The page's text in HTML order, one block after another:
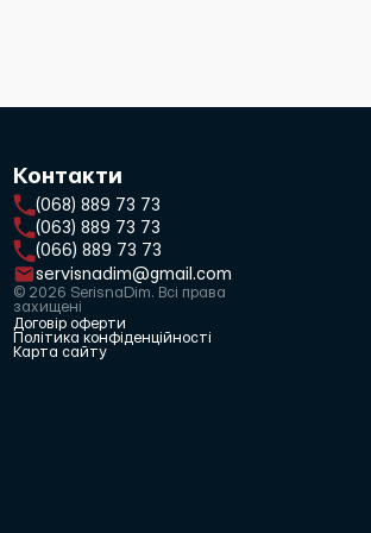
Контакти
(068) 889 73 73
(063) 889 73 73
(066) 889 73 73
servisnadim@gmail.com
© 2026 SerisnaDim. Всі права
захищені
Договір оферти
Політика конфіденційності
Карта сайту